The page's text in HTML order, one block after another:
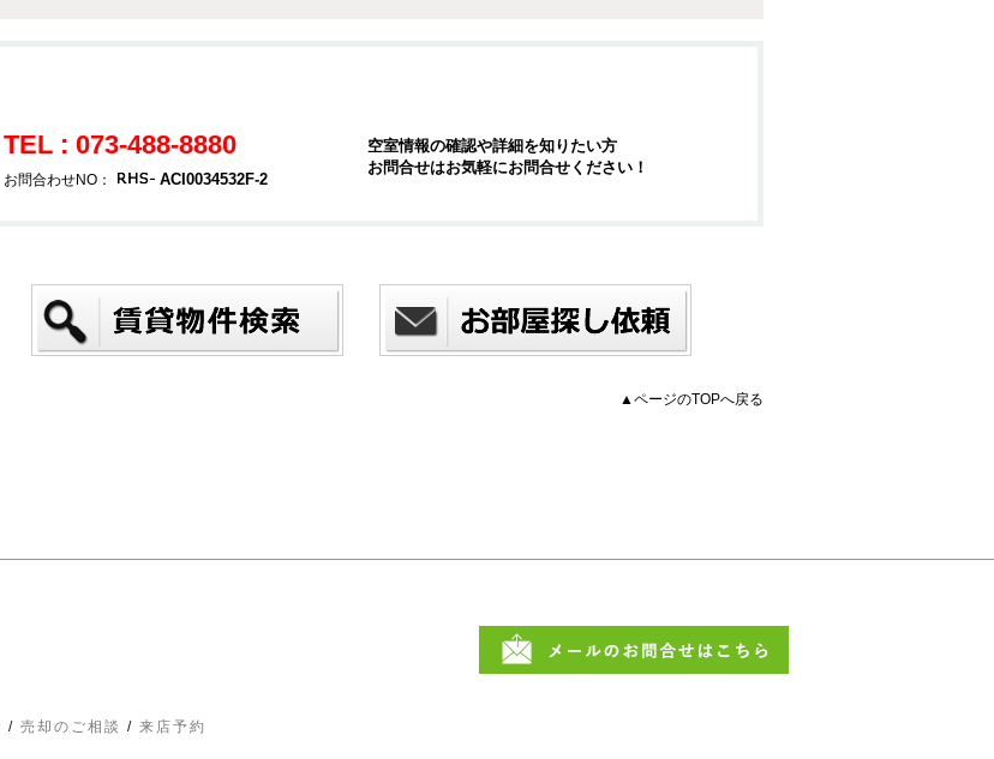
TEL : 073-488-8880
お問合わせNO： ACI0034532F-2
空室情報の確認や詳細を知りたい方
お問合せはお気軽にお問合せください！
▲ページのTOPへ戻る
/ 売却のご相談 / 来店予約